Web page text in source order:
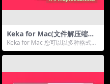
Keka for Mac(文件解压缩工
具)v1.5.0中文版
Keka for Mac 您可以以多种格式压
缩任意数量的文件。分割文件并用
密码保...